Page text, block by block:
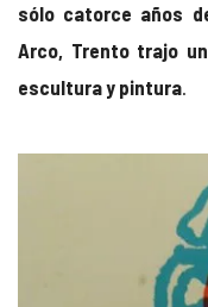
sólo catorce años
Arco, Trento trajo
escultura y pintura.